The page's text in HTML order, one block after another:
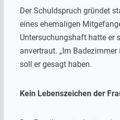
Der Schuldspruch gründet
eines ehemaligen
Untersuchungshaft hatte er
anvertraut. „Im Badezimmer
soll er gesagt haben.
Kein Lebenszeichen der